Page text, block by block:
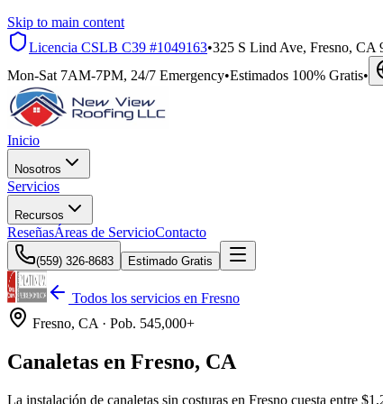
Skip to main content
Licencia CSLB C39 #1049163•325 S Lind Ave, Fresno, CA
Mon-Sat 7AM-7PM, 24/7 Emergency•Estimados 100% Gratis•
Inicio
Nosotros
Servicios
Recursos
ReseñasÁreas de ServicioContacto
(559) 326-8683 Estimado Gratis
Todos los servicios en Fresno
Fresno, CA · Pob. 545,000+
Canaletas en Fresno, CA
La instalación de canaletas sin costuras en Fresno cuesta entre